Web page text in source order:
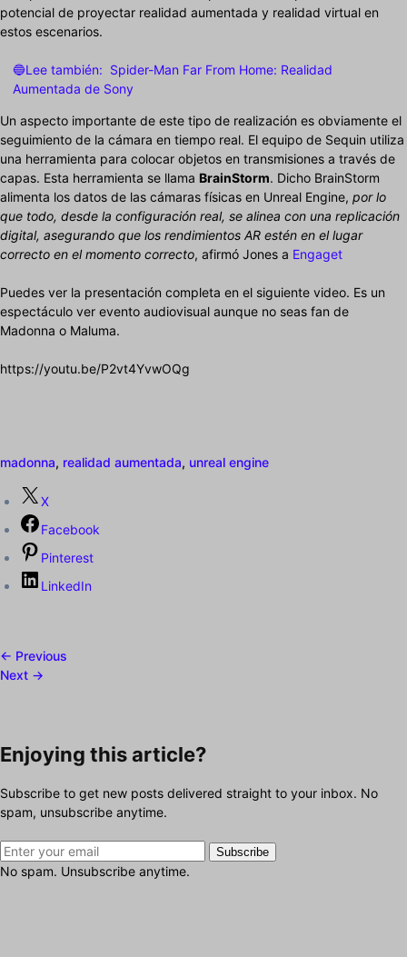
potencial de proyectar realidad aumentada y realidad virtual en
estos escenarios.
🔵Lee también: Spider-Man Far From Home: Realidad
Aumentada de Sony
Un aspecto importante de este tipo de realización es obviamente el
seguimiento de la cámara en tiempo real. El equipo de Sequin utiliza
una herramienta para colocar objetos en transmisiones a través de
capas. Esta herramienta se llama BrainStorm. Dicho BrainStorm
alimenta los datos de las cámaras físicas en Unreal Engine, por lo
que todo, desde la configuración real, se alinea con una replicación
digital, asegurando que los rendimientos AR estén en el lugar
correcto en el momento correcto, afirmó Jones a Engaget
Puedes ver la presentación completa en el siguiente video. Es un
espectáculo ver evento audiovisual aunque no seas fan de
Madonna o Maluma.
https://youtu.be/P2vt4YvwOQg
madonna, realidad aumentada, unreal engine
X
Facebook
Pinterest
LinkedIn
← Previous
Next →
Enjoying this article?
Subscribe to get new posts delivered straight to your inbox. No
spam, unsubscribe anytime.
Subscribe
No spam. Unsubscribe anytime.